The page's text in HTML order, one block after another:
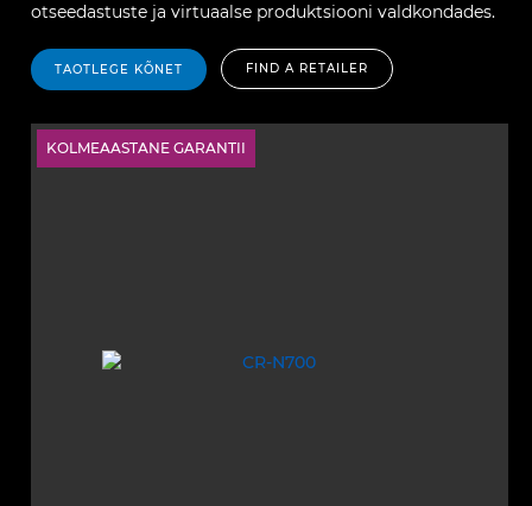
otseedastuste ja virtuaalse produktsiooni valdkondades.
TAOTLEGE KÕNET FIND A RETAILER
KOLMEAASTANE GARANTII